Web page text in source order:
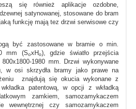
się również aplikacje ozdobne,
satynowanej, stosowane do bram
funkcję mają tez drzwi serwisowe czy
być zastosowane w bramie o min.
mm (SoxHo), gdzie światło przejścia
1980 mm. Drzwi wykonywane
w osi skrzydła bramy jako prawe na
znajdują się okucia wykonane z
patentową, w opcji z wkładką
zamkiem, samozamykaczem
wewnętrznej czy samozamykaczem